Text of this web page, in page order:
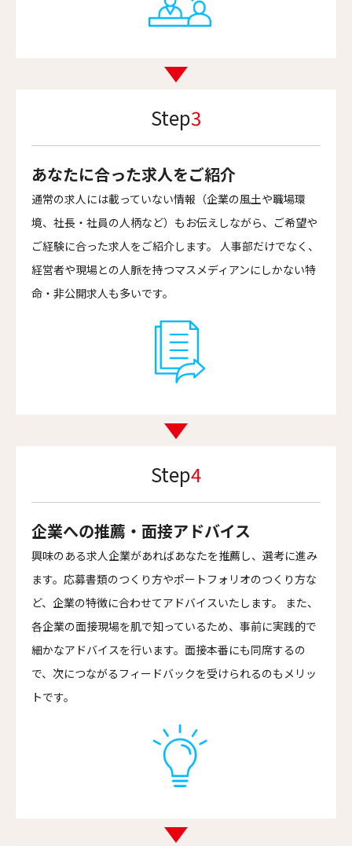
Step3
あなたに合った求人をご紹介
通常の求人には載っていない情報（企業の風土や職場環
境、社長・社員の人柄など）もお伝えしながら、ご希望や
ご経験に合った求人をご紹介します。 人事部だけでなく、
経営者や現場との人脈を持つマスメディアンにしかない特
命・非公開求人も多いです。
Step4
企業への推薦・面接アドバイス
興味のある求人企業があればあなたを推薦し、選考に進み
ます。応募書類のつくり方やポートフォリオのつくり方な
ど、企業の特徴に合わせてアドバイスいたします。 また、
各企業の面接現場を肌で知っているため、事前に実践的で
細かなアドバイスを行います。面接本番にも同席するの
で、次につながるフィードバックを受けられるのもメリッ
トです。